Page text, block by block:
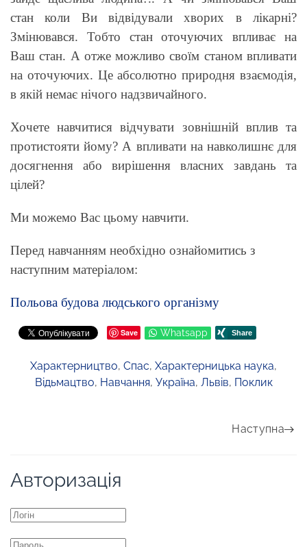
стан коли Ви відвідували хворих в лікарні?
Змінювався. Тобто стан оточуючих впливає на
Ваш стан. А отже можливо своїм станом впливати
на оточуючих. Це абсолютно природня взаємодія,
в якій немає нічого надзвичайного.
Хочете навчитися відчувати зовнішній вплив та
протистояти йому? А впливати на навколишнє для
досягнення або вирішення власних завдань та
цілей?
Ми можемо Вас цьому навчити.
Перед навчанням необхідно ознайомитись з
наступним матеріалом:
Польова будова людського організму
Save Whatsapp
Характерництво, Спас, Характерницька наука,
Відьмацтво, Навчання, Україна, Львів, Поклик
Наступна
Авторизація